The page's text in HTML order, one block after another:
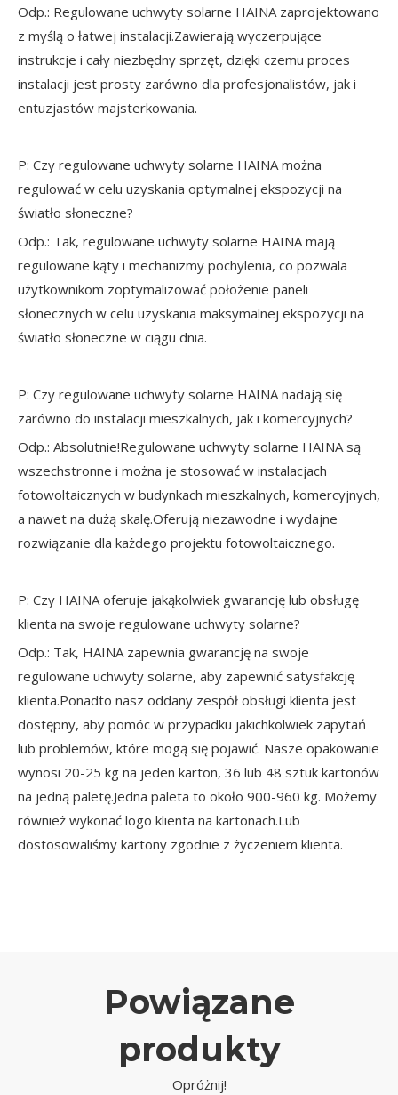
Odp.: Regulowane uchwyty solarne HAINA zaprojektowano
z myślą o łatwej instalacji.Zawierają wyczerpujące
instrukcje i cały niezbędny sprzęt, dzięki czemu proces
instalacji jest prosty zarówno dla profesjonalistów, jak i
entuzjastów majsterkowania.
P: Czy regulowane uchwyty solarne HAINA można
regulować w celu uzyskania optymalnej ekspozycji na
światło słoneczne?
Odp.: Tak, regulowane uchwyty solarne HAINA mają
regulowane kąty i mechanizmy pochylenia, co pozwala
użytkownikom zoptymalizować położenie paneli
słonecznych w celu uzyskania maksymalnej ekspozycji na
światło słoneczne w ciągu dnia.
P: Czy regulowane uchwyty solarne HAINA nadają się
zarówno do instalacji mieszkalnych, jak i komercyjnych?
Odp.: Absolutnie!Regulowane uchwyty solarne HAINA są
wszechstronne i można je stosować w instalacjach
fotowoltaicznych w budynkach mieszkalnych, komercyjnych,
a nawet na dużą skalę.Oferują niezawodne i wydajne
rozwiązanie dla każdego projektu fotowoltaicznego.
P: Czy HAINA oferuje jakąkolwiek gwarancję lub obsługę
klienta na swoje regulowane uchwyty solarne?
Odp.: Tak, HAINA zapewnia gwarancję na swoje
regulowane uchwyty solarne, aby zapewnić satysfakcję
klienta.Ponadto nasz oddany zespół obsługi klienta jest
dostępny, aby pomóc w przypadku jakichkolwiek zapytań
lub problemów, które mogą się pojawić. Nasze opakowanie
wynosi 20-25 kg na jeden karton, 36 lub 48 sztuk kartonów
na jedną paletę.Jedna paleta to około 900-960 kg. Możemy
również wykonać logo klienta na kartonach.Lub
dostosowaliśmy kartony zgodnie z życzeniem klienta.
Powiązane
produkty
Opróżnij!